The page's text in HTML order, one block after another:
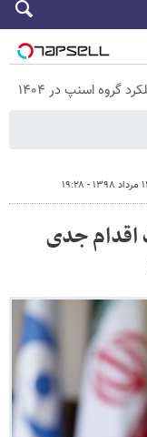
اسنپ در ۱۴۰۴
- ۱۹:۲۸
جدی